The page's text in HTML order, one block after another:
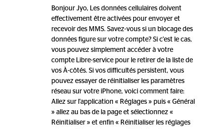
Bonjour Jyo, Les données cellulaires doivent
effectivement être activées pour envoyer et
recevoir des MMS. Savez-vous si un blocage des
données figure sur votre compte? Si c'est le cas,
vous pouvez simplement accéder à votre
compte Libre-service pour le retirer de la liste de
vos À-côtés. Si vos difficultés persistent, vous
pouvez essayer de réinitialiser les paramètres
réseau sur votre iPhone, voici comment faire:
Allez sur l'application « Réglages » puis « Général
» allez au bas de la page et sélectionnez «
Réinitialiser » et enfin « Réinitialiser les réglages